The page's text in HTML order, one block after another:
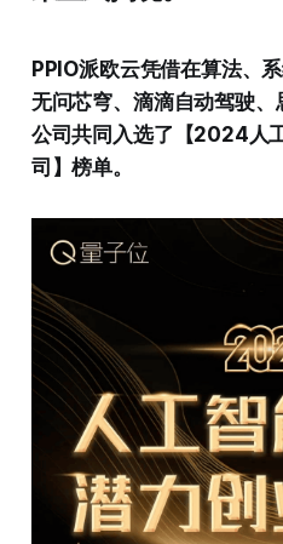
PPIO派欧云凭借在算法、
无问芯穹、滴滴自动驾驶
公司共同入选了【2024人
司】榜单。